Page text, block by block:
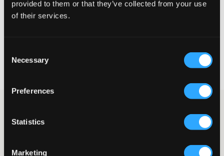
provided to them or that they’ve collected from your use
of their services.
Selection
Necessary
Preferences
Statistics
Marketing
STØRRELSESTABELL
Rask levering
Fri frakt over 999 kr
halsutringning og normal passform, noe som gjør den både
stilren og komfortabel. Genseren er lett å matche med jeans
Genser